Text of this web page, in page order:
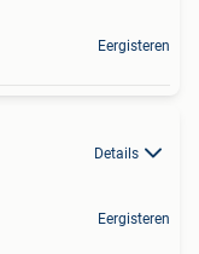
Eergisteren
Details
Eergisteren